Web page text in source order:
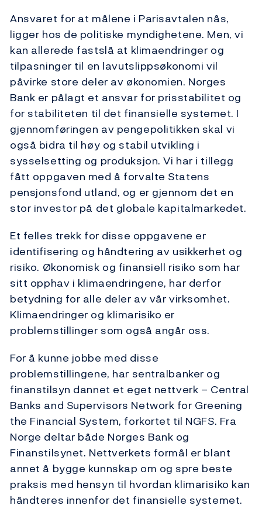
Ansvaret for at målene i Parisavtalen nås,
ligger hos de politiske myndighetene. Men, vi
kan allerede fastslå at klimaendringer og
tilpasninger til en lavutslippsøkonomi vil
påvirke store deler av økonomien. Norges
Bank er pålagt et ansvar for prisstabilitet og
for stabiliteten til det finansielle systemet. I
gjennomføringen av pengepolitikken skal vi
også bidra til høy og stabil utvikling i
sysselsetting og produksjon. Vi har i tillegg
fått oppgaven med å forvalte Statens
pensjonsfond utland, og er gjennom det en
stor investor på det globale kapitalmarkedet.
Et felles trekk for disse oppgavene er
identifisering og håndtering av usikkerhet og
risiko. Økonomisk og finansiell risiko som har
sitt opphav i klimaendringene, har derfor
betydning for alle deler av vår virksomhet.
Klimaendringer og klimarisiko er
problemstillinger som også angår oss.
For å kunne jobbe med disse
problemstillingene, har sentralbanker og
finanstilsyn dannet et eget nettverk – Central
Banks and Supervisors Network for Greening
the Financial System, forkortet til NGFS. Fra
Norge deltar både Norges Bank og
Finanstilsynet. Nettverkets formål er blant
annet å bygge kunnskap om og spre beste
praksis med hensyn til hvordan klimarisiko kan
håndteres innenfor det finansielle systemet.